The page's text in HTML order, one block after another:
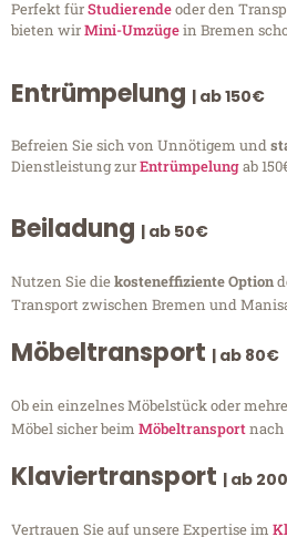
Perfekt fürStudierendeoder den
bieten wirMini-Umzügein Bremen
Entrümpelung | ab 150€
Befreien Sie sich von Unnötigem und
Dienstleistung zurEntrümpelungab
Beiladung | ab 50€
Nutzen Sie diekosteneffiziente Option
Transport zwischen Bremen und
Möbeltransport | ab 80€
Ob ein einzelnes Möbelstück oder
Möbel sicher beim Möbeltransportnach
Klaviertransport | ab
Vertrauen Sie auf unsere Expertise im